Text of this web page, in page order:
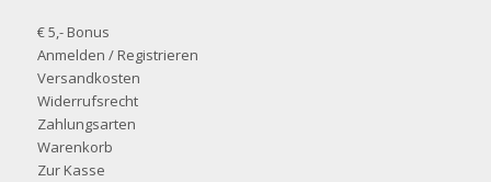
€ 5,- Bonus
Anmelden / Registrieren
Versandkosten
Widerrufsrecht
Zahlungsarten
Warenkorb
Zur Kasse